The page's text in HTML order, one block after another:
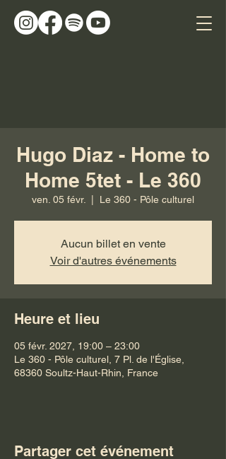
Hugo Diaz - Home to
Home 5tet - Le 360
ven. 05 févr. Le 360 - Pôle culturel
Aucun billet en vente
Voir d'autres événements
Heure et lieu
05 févr. 2027, 19:00 – 23:00
Le 360 - Pôle culturel, 7 Pl. de l'Église,
68360 Soultz-Haut-Rhin, France
Partager cet événement